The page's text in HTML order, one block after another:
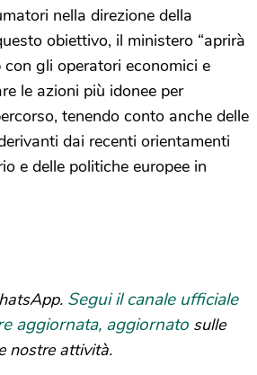
nella direzione della
obiettivo, il ministero “aprirà
con gli operatori economici e
le azioni più idonee per
tenendo conto anche delle
dai recenti orientamenti
e delle politiche europee in
Segui il canale ufficiale
aggiornata, aggiornato sulle
nostre attività.